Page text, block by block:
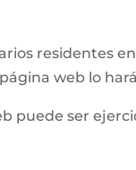
residentes
web lo
puede ser